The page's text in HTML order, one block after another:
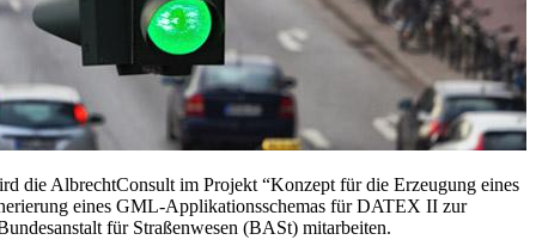
die AlbrechtConsult im Projekt “Konzept für die Erzeugung eines
eines GML-Applikationsschemas für DATEX II zur
für Straßenwesen (BASt) mitarbeiten.